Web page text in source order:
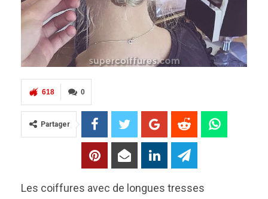
0
618
Partager
Les coiffures avec de longues tresses